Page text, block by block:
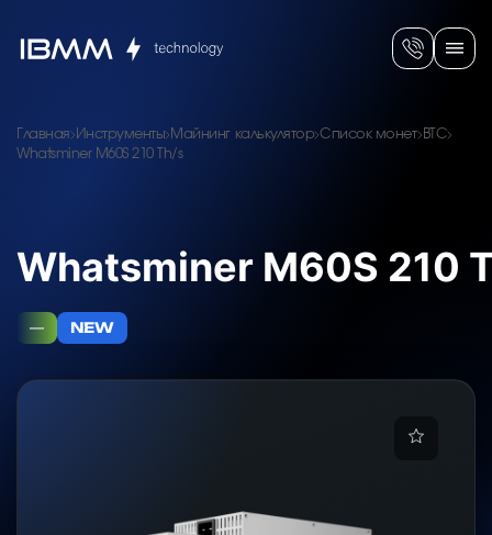
Главная Инструменты Майнинг калькулятор Список монет BTC
Whatsminer M60S 210 Th/s
Whatsminer M60S 210
— NEW